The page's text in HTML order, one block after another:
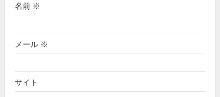
名前 ※
メール ※
サイト